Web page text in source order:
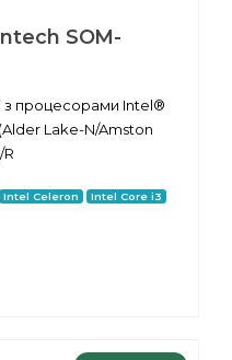
SOM-
з процесорами Intel®
Lake-N/Amston
Intel Celeron Intel Core i3